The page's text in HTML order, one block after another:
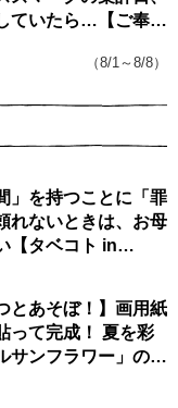
ていたら…【ご奉仕
（8/1～8/8）
」を持つことに「罪
れないときは、お母
【タベコト in
とあそぼ！】画用紙
って完成！ 夏を彩
サンフラワー」の作